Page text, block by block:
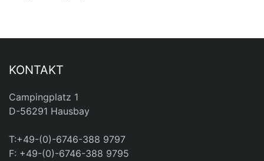
KONTAKT
Campingplatz 1
D-56291 Hausbay
T:+49-(0)-6746-388 9797
F: +49-(0)-6746-388 9795